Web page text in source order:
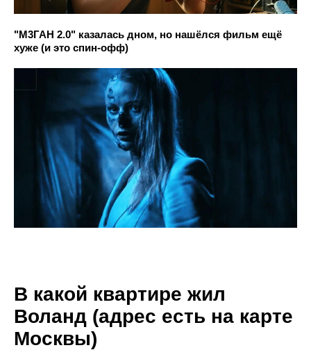
"М3ГАН 2.0" казалась дном, но нашёлся фильм ещё
хуже (и это спин-офф)
В какой квартире жил
Воланд (адрес есть на карте
Москвы)